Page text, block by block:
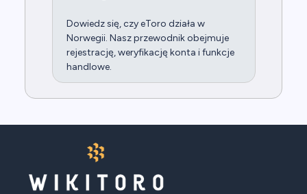
Dowiedz się, czy eToro działa w
Norwegii. Nasz przewodnik obejmuje
rejestrację, weryfikację konta i funkcje
handlowe.